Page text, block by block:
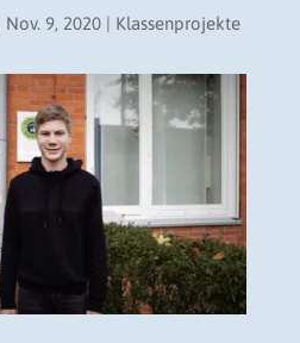
Nov. 9, 2020| Klassenprojekte